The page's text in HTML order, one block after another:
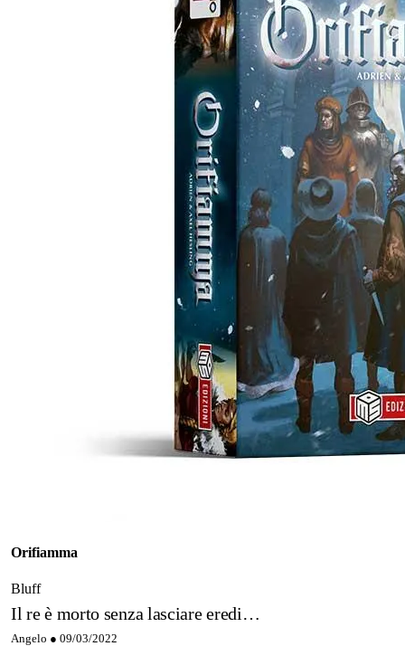
Orifiamma
Bluff
Il re è morto senza lasciare eredi…
Angelo ● 09/03/2022